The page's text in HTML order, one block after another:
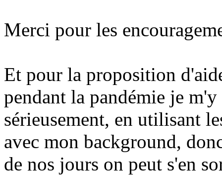
Merci pour les
Et pour la proposition
pendant la pandémie je
sérieusement, en utilisant
avec mon background,
de nos jours on peut s'en